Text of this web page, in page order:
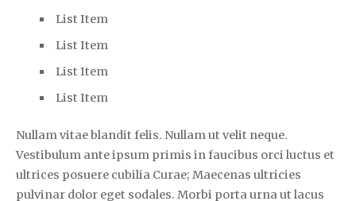
List Item
List Item
List Item
List Item
Nullam vitae blandit felis. Nullam ut velit neque.
Vestibulum ante ipsum primis in faucibus orci luctus et
ultrices posuere cubilia Curae; Maecenas ultricies
pulvinar dolor eget sodales. Morbi porta urna ut lacus